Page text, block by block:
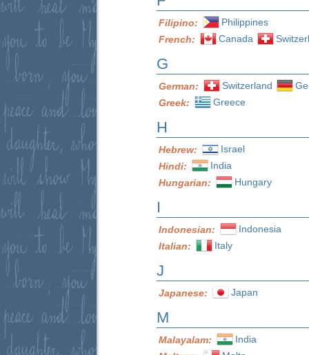
Filipino:
Philippines
French:
Canada
G
German: Switzerland
Greek:
Greece
H
Hebrew:
Israel
Hindi:
India
Hungarian:
Hungary
I
Indonesian:
Indonesia
Italian:
Italy
J
Japanese: Japan
M
Malayalam:
India